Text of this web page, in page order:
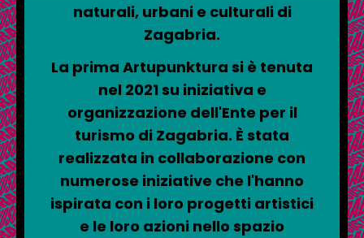
naturali, urbani e culturali di
Zagabria.
La prima Artupunktura si è tenuta
nel 2021 su iniziativa e
organizzazione dell'Ente per il
turismo di Zagabria. È stata
realizzata in collaborazione con
numerose iniziative che l'hanno
ispirata con i loro progetti artistici
e le loro azioni nello spazio